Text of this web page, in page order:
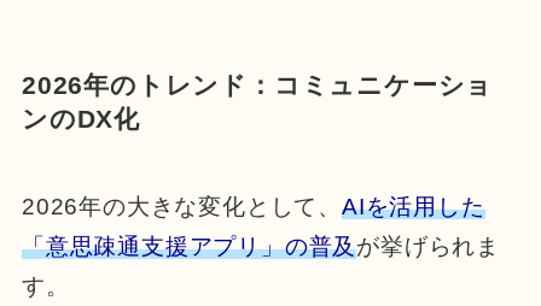
2026年のトレンド：コミュニケーショ
ンのDX化
2026年の大きな変化として、AIを活用した
「意思疎通支援アプリ」の普及が挙げられま
す。